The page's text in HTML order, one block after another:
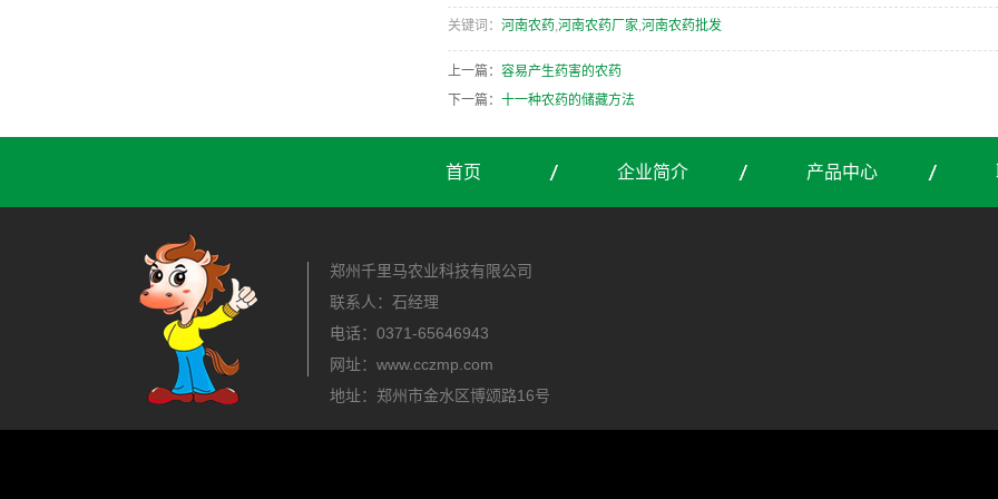
关键词： 河南农药,河南农药厂家,河南农药批发
上一篇： 容易产生药害的农药
下一篇： 十一种农药的储藏方法
首页 企业简介 产品中心
郑州千里马农业科技有限公司
联系人：石经理
电话：0371-65646943
网址：www.cczmp.com
地址：郑州市金水区博颂路16号